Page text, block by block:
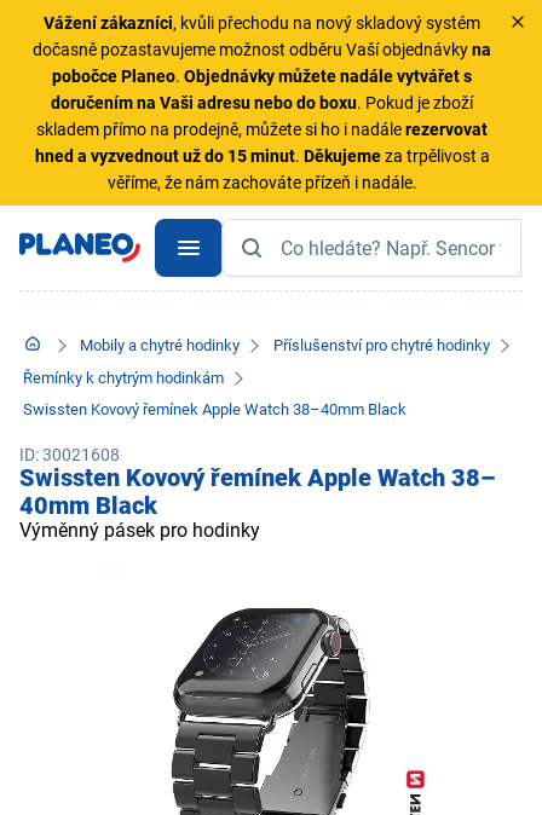
Vážení zákazníci, kvůli přechodu na nový skladový systém
dočasně pozastavujeme možnost odběru Vaší objednávkyna
pobočce Planeo.Objednávky můžete nadále vytvářet s
doručením na Vaši adresu nebo do boxu. Pokud je zboží
skladem přímo na prodejně, můžete si ho i nadálerezervovat
hned a vyzvednout už do 15 minut. Děkujemeza trpělivost a
věříme, že nám zachováte přízeň i nadále.
Mobily a chytré hodinky
Příslušenství pro chytré hodinky
Řemínky k chytrým hodinkám
Swissten Kovový řemínek Apple Watch 38–40mm Black
ID: 30021608
Swissten Kovový řemínek Apple Watch 38–
40mm Black
Výměnný pásek pro hodinky